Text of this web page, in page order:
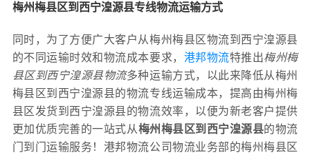
梅州梅县区到西宁湟源县专线物流运输方式
同时，为了方便广大客户从梅州梅县区物流到西宁湟源县
的不同运输时效和物流成本要求， 港邦物流特推出梅州梅
县区到西宁湟源县物流多种运输方式，以此来降低从梅州
梅县区到西宁湟源县的物流专线运输成本，提高由梅州梅
县区发货到西宁湟源县的物流效率，以便为新老客户提供
更加优质完善的一站式从梅州梅县区到西宁湟源县的物流
门到门运输服务！港邦物流公司物流业务部的梅州梅县区